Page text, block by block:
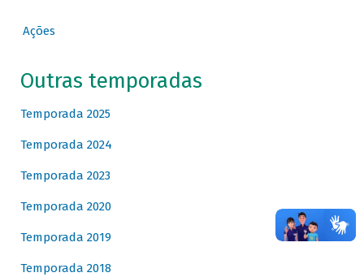
Ações
Outras temporadas
Temporada 2025
Temporada 2024
Temporada 2023
Temporada 2020
Temporada 2019
Temporada 2018